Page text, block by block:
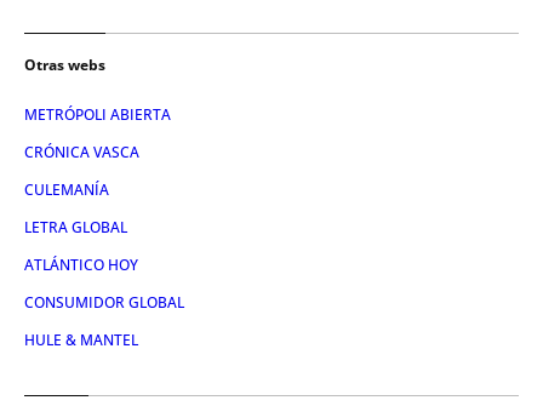
Otras webs
METRÓPOLI ABIERTA
CRÓNICA VASCA
CULEMANÍA
LETRA GLOBAL
ATLÁNTICO HOY
CONSUMIDOR GLOBAL
HULE & MANTEL